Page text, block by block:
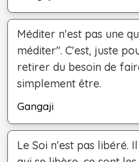
Méditer n'est pas une
méditer". C'est, juste
retirer du besoin de
simplement être.
Gangaji
Le Soi n'est pas libéré.